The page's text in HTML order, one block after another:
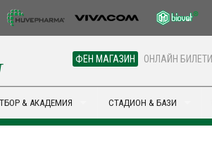
ФЕН МАГАЗИН ОНЛАЙН БИЛЕТИ
& АКАДЕМИЯ СТАДИОН & БАЗИ